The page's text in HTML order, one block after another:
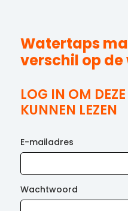
Watertaps
verschil op de
LOG IN OM
KUNNEN LEZEN
E-mailadres
Wachtwoord